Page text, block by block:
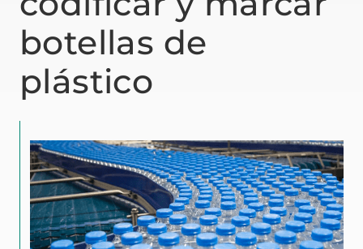
botellas de
plástico